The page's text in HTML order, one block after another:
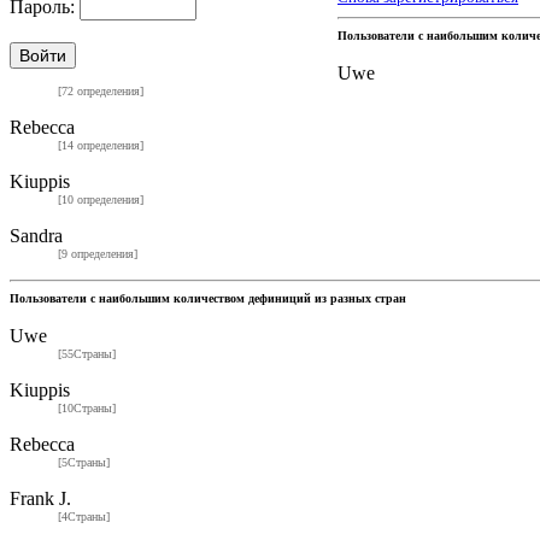
Пароль:
Пользователи с наибольшим
Uwe
[72 определения]
Rebecca
[14 определения]
Kiuppis
[10 определения]
Sandra
[9 определения]
Пользователи с наибольшим количеством дефиниций из разных стран
Uwe
[55Страны]
Kiuppis
[10Страны]
Rebecca
[5Страны]
Frank J.
[4Страны]